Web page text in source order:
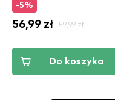
-5%
56,99 zł 59,99 zł
Do koszyka